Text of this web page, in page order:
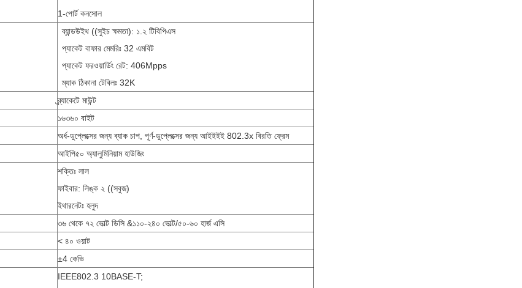
1-পোর্ট কনসোল
ব্যান্ডউইথ ((সুইচ ক্ষমতা): ১.২ টিবিপিএস
প্যাকেট বাফার মেমরিঃ 32 এমবিট
প্যাকেট ফরওয়ার্ডিং রেট: 406Mpps
ম্যাক ঠিকানা টেবিলঃ 32K
ব্র্যাকেটে মাউন্ট
১৬৩৬০ বাইট
অর্ধ-ডুপ্লেক্সের জন্য ব্যাক চাপ, পূর্ণ-ডুপ্লেক্সের জন্য আইইইই 802.3x বিরতি ফ্রেম
আইপি৫০ অ্যালুমিনিয়াম হাউজিং
শক্তিঃ লাল
ফাইবার: লিঙ্ক ২ ((সবুজ)
ইথারনেটঃ হলুদ
৩৬ থেকে ৭২ ভোল্ট ডিসি &১১০-২৪০ ভোল্ট/৫০-৬০ হার্জ এসি
< ৪০ ওয়াট
±4 কেভি
IEEE802.3 10BASE-T;